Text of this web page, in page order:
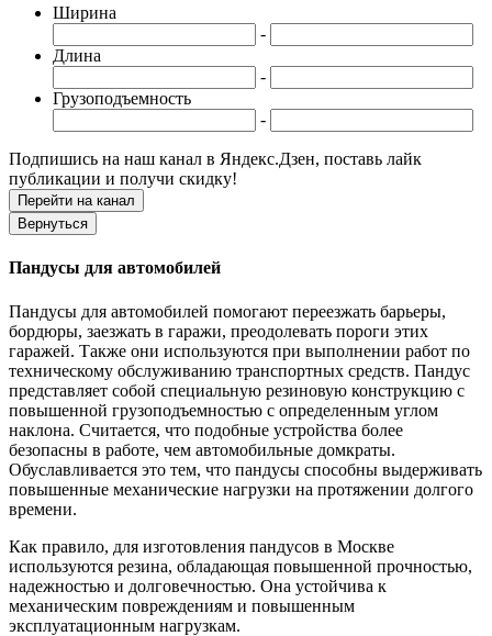
Ширина
-
Длина
-
Грузоподъемность
-
Подпишись на наш канал в Яндекс.Дзен, поставь лайк
публикации и получи скидку!
Пандусы для автомобилей
Пандусы для автомобилей помогают переезжать барьеры,
бордюры, заезжать в гаражи, преодолевать пороги этих
гаражей. Также они используются при выполнении работ по
техническому обслуживанию транспортных средств. Пандус
представляет собой специальную резиновую конструкцию с
повышенной грузоподъемностью с определенным углом
наклона. Считается, что подобные устройства более
безопасны в работе, чем автомобильные домкраты.
Обуславливается это тем, что пандусы способны выдерживать
повышенные механические нагрузки на протяжении долгого
времени.
Как правило, для изготовления пандусов в Москве
используются резина, обладающая повышенной прочностью,
надежностью и долговечностью. Она устойчива к
механическим повреждениям и повышенным
эксплуатационным нагрузкам.